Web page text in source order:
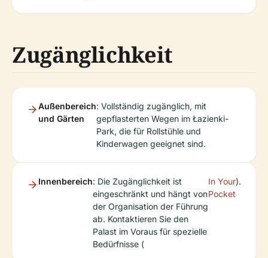
Zugänglichkeit
Außenbereich
und Gärten
: Vollständig zugänglich, mit
gepflasterten Wegen im Łazienki-
Park, die für Rollstühle und
Kinderwagen geeignet sind.
Innenbereich: Die Zugänglichkeit ist
eingeschränkt und hängt von
der Organisation der Führung
ab. Kontaktieren Sie den
Palast im Voraus für spezielle
Bedürfnisse (
In Your
Pocket
).